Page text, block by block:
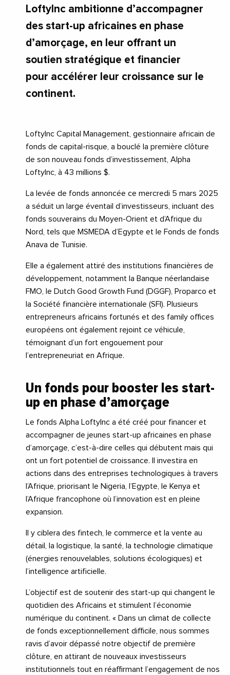
LoftyInc ambitionne d’accompagner
des start-up africaines en phase
d’amorçage, en leur offrant un
soutien stratégique et financier
pour accélérer leur croissance sur le
continent.
LoftyInc Capital Management, gestionnaire africain de
fonds de capital-risque, a bouclé la première clôture
de son nouveau fonds d’investissement, Alpha
LoftyInc, à 43 millions $.
La levée de fonds annoncée ce mercredi 5 mars 2025
a séduit un large éventail d’investisseurs, incluant des
fonds souverains du Moyen-Orient et d’Afrique du
Nord, tels que MSMEDA d’Egypte et le Fonds de fonds
Anava de Tunisie.
Elle a également attiré des institutions financières de
développement, notamment la Banque néerlandaise
FMO, le Dutch Good Growth Fund (DGGF), Proparco et
la Société financière internationale (SFI). Plusieurs
entrepreneurs africains fortunés et des family offices
européens ont également rejoint ce véhicule,
témoignant d’un fort engouement pour
l’entrepreneuriat en Afrique.
Un fonds pour booster les start-
up en phase d’amorçage
Le fonds Alpha LoftyInc a été créé pour financer et
accompagner de jeunes start-up africaines en phase
d’amorçage, c’est-à-dire celles qui débutent mais qui
ont un fort potentiel de croissance. Il investira en
actions dans des entreprises technologiques à travers
l’Afrique, priorisant le Nigeria, l’Egypte, le Kenya et
l’Afrique francophone où l’innovation est en pleine
expansion.
Il y ciblera des fintech, le commerce et la vente au
détail, la logistique, la santé, la technologie climatique
(énergies renouvelables, solutions écologiques) et
l’intelligence artificielle.
L’objectif est de soutenir des start-up qui changent le
quotidien des Africains et stimulent l’économie
numérique du continent. « Dans un climat de collecte
de fonds exceptionnellement difficile, nous sommes
ravis d’avoir dépassé notre objectif de première
clôture, en attirant de nouveaux investisseurs
institutionnels tout en réaffirmant l’engagement de nos